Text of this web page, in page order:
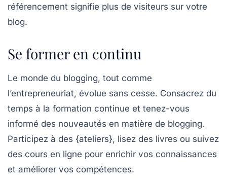
référencement signifie plus de visiteurs sur votre
blog.
Se former en continu
Le monde du blogging, tout comme
l’entrepreneuriat, évolue sans cesse. Consacrez du
temps à la formation continue et tenez-vous
informé des nouveautés en matière de blogging.
Participez à des {ateliers}, lisez des livres ou suivez
des cours en ligne pour enrichir vos connaissances
et améliorer vos compétences.